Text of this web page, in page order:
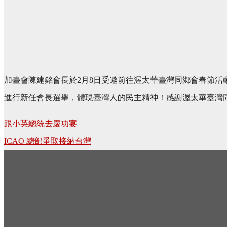
加臺會陳建銘會長於2月8日受邀前往渥太華臺灣同鄉會春節
進行新任會長選舉，體現臺灣人的民主精神！感謝渥太華臺灣
Post
navigation
跟小英總統去慶功宴
ICAO 總部爭取接納台灣